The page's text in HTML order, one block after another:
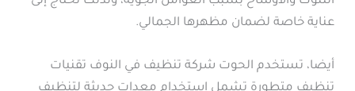
عناية خاصة لضمان مظهرها الجمالي.
أيضا، تستخدم الحوت شركة تنظيف في النوف تقنيات